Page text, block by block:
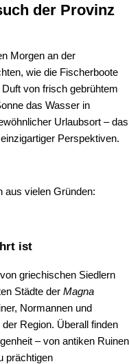
der Provinz
Morgen an der
wie die Fischerboote
von frisch gebrühtem
das Wasser in
Urlaubsort – das
Perspektiven.
aus vielen Gründen:
ist
griechischen Siedlern
Städte der Magna
Normannen und
Region. Überall finden
– von antiken Ruinen
prächtigen